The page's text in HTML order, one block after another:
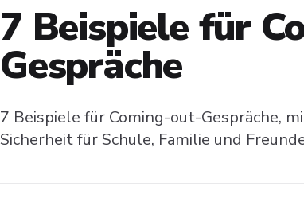
7 Beispiele für
Gespräche
7 Beispiele für Coming-out-Gespräche,
Sicherheit für Schule, Familie und